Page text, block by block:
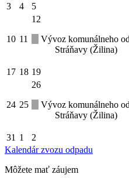
3 4 5
10 11
12
Vývoz komunálneho
Stráňavy (Žilina)
17 18 19
24 25
26
Vývoz komunálneho
Stráňavy (Žilina)
31 1 2
Kalendár zvozu odpadu
Môžete mať záujem